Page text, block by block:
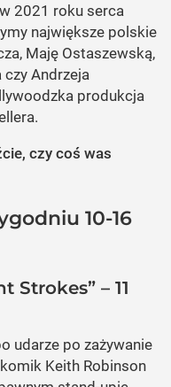
2021 roku serca
największe polskie
Maję Ostaszewską,
czy Andrzeja
produkcja
czy coś was
10-16
Strokes” – 11
udarze po zażywanie
Keith Robinson